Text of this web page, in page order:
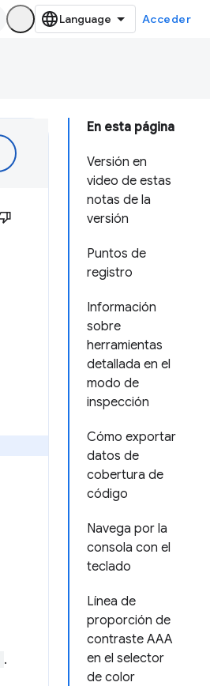
Acceder
En esta página
Versión en
video de estas
notas de la
versión
Puntos de
registro
Información
sobre
herramientas
detallada en el
modo de
inspección
Cómo exportar
datos de
cobertura de
código
Navega por la
consola con el
teclado
Línea de
proporción de
contraste AAA
en el selector
de color
.